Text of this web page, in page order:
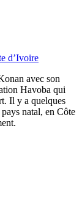
d’Ivoire
avec son
Havoba qui
Il y a quelques
natal, en Côte